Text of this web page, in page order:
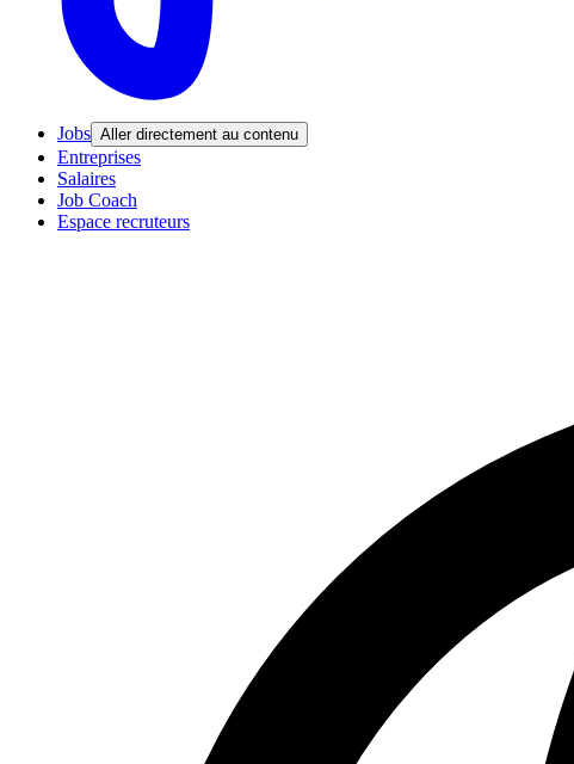
Jobs Aller directement au contenu
Entreprises
Salaires
Job Coach
Espace recruteurs